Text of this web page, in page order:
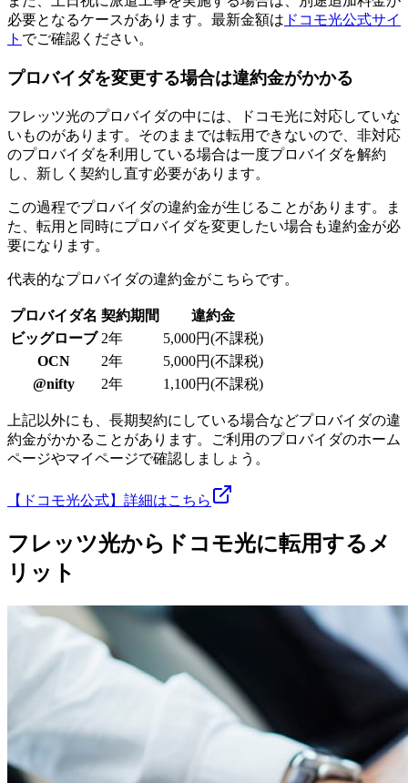
必要となるケースがあります。最新金額は ドコモ光公式サイ
ト でご確認ください。
プロバイダを変更する場合は違約金がかかる
フレッツ光のプロバイダの中には、ドコモ光に対応していな
いものがあります。そのままでは転用できないので、非対応
のプロバイダを利用している場合は一度プロバイダを解約
し、新しく契約し直す必要があります。
この過程でプロバイダの違約金が生じることがあります。ま
た、転用と同時にプロバイダを変更したい場合も違約金が必
要になります。
代表的なプロバイダの違約金がこちらです。
プロバイダ名 契約期間
違約金
ビッグローブ 2年
5,000円(不課税)
OCN
2年
5,000円(不課税)
@nifty
2年 1,100円(不課税)
上記以外にも、長期契約にしている場合などプロバイダの違
約金がかかることがあります。ご利用のプロバイダのホーム
ページやマイページで確認しましょう。
【ドコモ光公式】詳細はこちら
フレッツ光からドコモ光に転用するメ
リット